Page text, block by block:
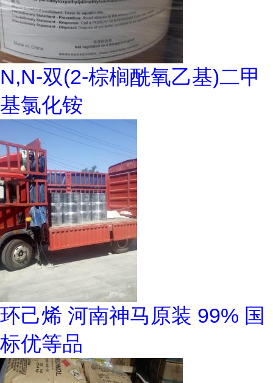
N,N-双(2-棕榈酰氧乙基)二甲
基氯化铵
环己烯 河南神马原装 99% 国
标优等品